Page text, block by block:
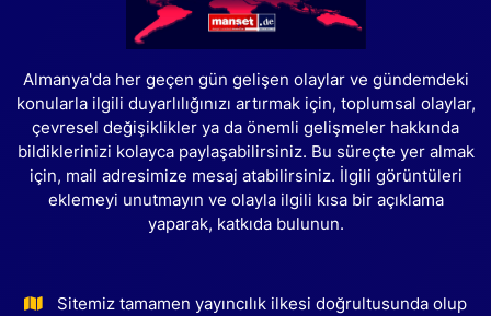
Almanya'da her geçen gün gelişen olaylar ve gündemdeki
konularla ilgili duyarlılığınızı artırmak için, toplumsal olaylar,
çevresel değişiklikler ya da önemli gelişmeler hakkında
bildiklerinizi kolayca paylaşabilirsiniz. Bu süreçte yer almak
için, mail adresimize mesaj atabilirsiniz. İlgili görüntüleri
eklemeyi unutmayın ve olayla ilgili kısa bir açıklama
yaparak, katkıda bulunun.
Sitemiz tamamen yayıncılık ilkesi doğrultusunda olup